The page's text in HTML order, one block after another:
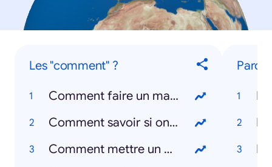
Les "comment" ?
Comment faire un masque ?
Comment savoir si on a le coronavirus ?
Comment mettre un masque ?